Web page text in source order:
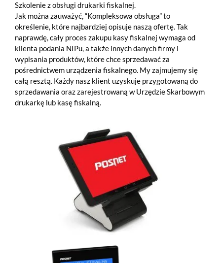
Szkolenie z obsługi drukarki fiskalnej.
Jak można zauważyć, “Kompleksowa obsługa” to
określenie, które najbardziej opisuje naszą ofertę. Tak
naprawdę, cały proces zakupu kasy fiskalnej wymaga od
klienta podania NIPu, a także innych danych firmy i
wypisania produktów, które chce sprzedawać za
pośrednictwem urządzenia fiskalnego. My zajmujemy się
całą resztą. Każdy nasz klient uzyskuje przygotowaną do
sprzedawania oraz zarejestrowaną w Urzędzie Skarbowym
drukarkę lub kasę fiskalną.